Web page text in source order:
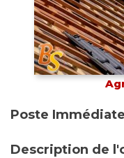
Poste
Description de